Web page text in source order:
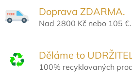
Doprava ZDARMA.
Nad 2800 Kč nebo 105 €.
Děláme to
100% recyklovaných